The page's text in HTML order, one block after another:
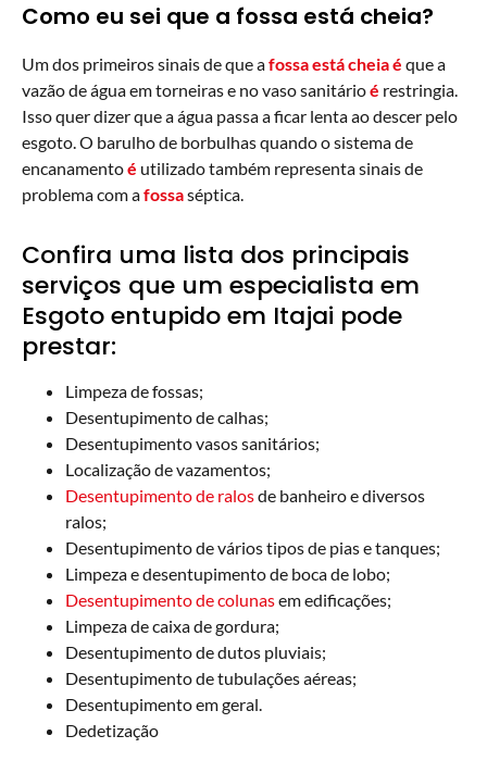
Como eu sei que a fossa está cheia?
Um dos primeiros sinais de que afossa está cheia é que a
vazão de água em torneiras e no vaso sanitárioé restringia.
Isso quer dizer que a água passa a ficar lenta ao descer pelo
esgoto. O barulho de borbulhas quando o sistema de
encanamentoé utilizado também representa sinais de
problema com afossaséptica.
Confira uma lista dos principais
serviços que um especialista em
Esgoto entupido em Itajai pode
prestar:
Limpeza de fossas;
Desentupimento de calhas;
Desentupimento vasos sanitários;
Localização de vazamentos;
Desentupimento de ralosde banheiro e diversos
ralos;
Desentupimento de vários tipos de pias e tanques;
Limpeza e desentupimento de boca de lobo;
Desentupimento de colunasem edificações;
Limpeza de caixa de gordura;
Desentupimento de dutos pluviais;
Desentupimento de tubulações aéreas;
Desentupimento em geral.
Dedetização